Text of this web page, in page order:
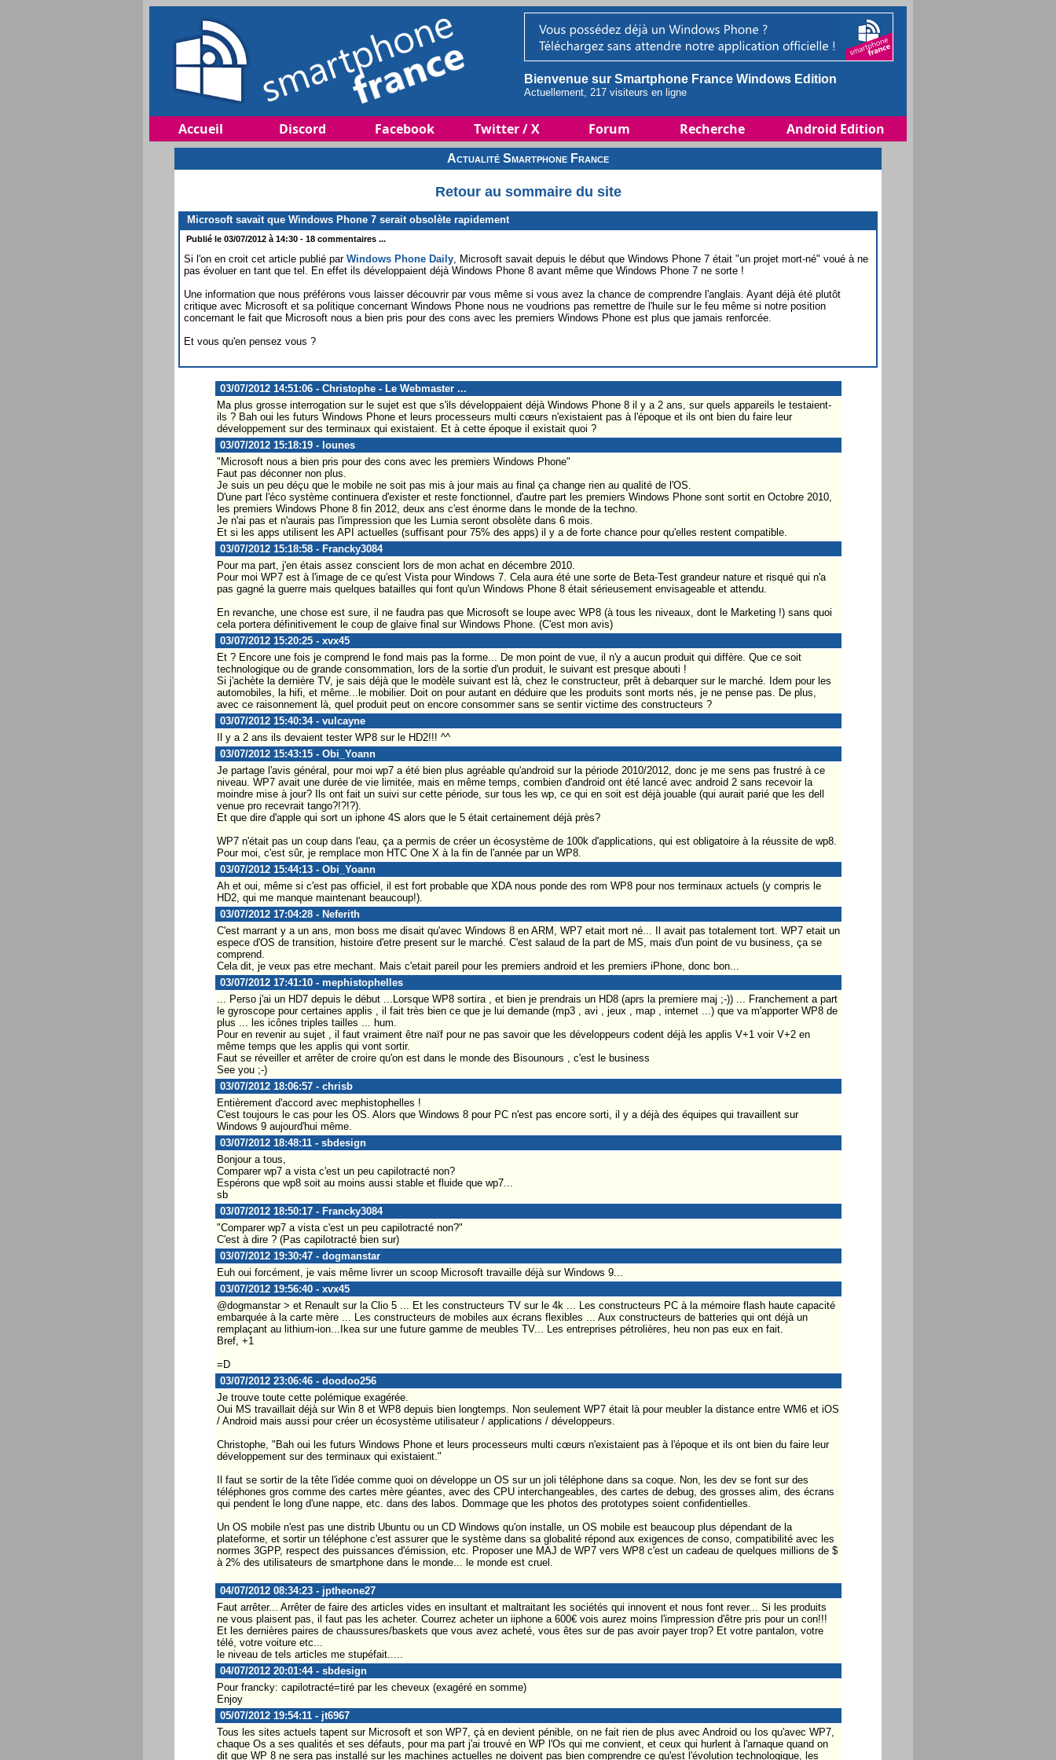
Bienvenue sur Smartphone France Windows Edition
Actuellement, 217 visiteurs en ligne
Accueil Discord Facebook Twitter / X Forum Recherche Android Edition
Actualité Smartphone France
Retour au sommaire du site
Microsoft savait que Windows Phone 7 serait obsolète rapidement
Publié le 03/07/2012 à 14:30 - 18 commentaires ...
Si l'on en croit cet article publié par Windows Phone Daily , Microsoft savait depuis le début que Windows Phone 7 était "un projet mort-né" voué à ne
pas évoluer en tant que tel. En effet ils développaient déjà Windows Phone 8 avant même que Windows Phone 7 ne sorte !
Une information que nous préférons vous laisser découvrir par vous même si vous avez la chance de comprendre l'anglais. Ayant déjà été plutôt
critique avec Microsoft et sa politique concernant Windows Phone nous ne voudrions pas remettre de l'huile sur le feu même si notre position
concernant le fait que Microsoft nous a bien pris pour des cons avec les premiers Windows Phone est plus que jamais renforcée.
Et vous qu'en pensez vous ?
03/07/2012 14:51:06 - Christophe - Le Webmaster ...
Ma plus grosse interrogation sur le sujet est que s'ils développaient déjà Windows Phone 8 il y a 2 ans, sur quels appareils le testaient-
ils ? Bah oui les futurs Windows Phone et leurs processeurs multi cœurs n'existaient pas à l'époque et ils ont bien du faire leur
développement sur des terminaux qui existaient. Et à cette époque il existait quoi ?
03/07/2012 15:18:19 - lounes
"Microsoft nous a bien pris pour des cons avec les premiers Windows Phone"
Faut pas déconner non plus.
Je suis un peu déçu que le mobile ne soit pas mis à jour mais au final ça change rien au qualité de l'OS.
D'une part l'éco système continuera d'exister et reste fonctionnel, d'autre part les premiers Windows Phone sont sortit en Octobre 2010,
les premiers Windows Phone 8 fin 2012, deux ans c'est énorme dans le monde de la techno.
Je n'ai pas et n'aurais pas l'impression que les Lumia seront obsolète dans 6 mois.
Et si les apps utilisent les API actuelles (suffisant pour 75% des apps) il y a de forte chance pour qu'elles restent compatible.
03/07/2012 15:18:58 - Francky3084
Pour ma part, j'en étais assez conscient lors de mon achat en décembre 2010.
Pour moi WP7 est à l'image de ce qu'est Vista pour Windows 7. Cela aura été une sorte de Beta-Test grandeur nature et risqué qui n'a
pas gagné la guerre mais quelques batailles qui font qu'un Windows Phone 8 était sérieusement envisageable et attendu.
En revanche, une chose est sure, il ne faudra pas que Microsoft se loupe avec WP8 (à tous les niveaux, dont le Marketing !) sans quoi
cela portera définitivement le coup de glaive final sur Windows Phone. (C'est mon avis)
03/07/2012 15:20:25 - xvx45
Et ? Encore une fois je comprend le fond mais pas la forme... De mon point de vue, il n'y a aucun produit qui diffère. Que ce soit
technologique ou de grande consommation, lors de la sortie d'un produit, le suivant est presque abouti !
Si j'achète la dernière TV, je sais déjà que le modèle suivant est là, chez le constructeur, prêt à debarquer sur le marché. Idem pour les
automobiles, la hifi, et même...le mobilier. Doit on pour autant en déduire que les produits sont morts nés, je ne pense pas. De plus,
avec ce raisonnement là, quel produit peut on encore consommer sans se sentir victime des constructeurs ?
03/07/2012 15:40:34 - vulcayne
Il y a 2 ans ils devaient tester WP8 sur le HD2!!! ^^
03/07/2012 15:43:15 - Obi_Yoann
Je partage l'avis général, pour moi wp7 a été bien plus agréable qu'android sur la période 2010/2012, donc je me sens pas frustré à ce
niveau. WP7 avait une durée de vie limitée, mais en même temps, combien d'android ont été lancé avec android 2 sans recevoir la
moindre mise à jour? Ils ont fait un suivi sur cette période, sur tous les wp, ce qui en soit est déjà jouable (qui aurait parié que les dell
venue pro recevrait tango?!?!?).
Et que dire d'apple qui sort un iphone 4S alors que le 5 était certainement déjà près?
WP7 n'était pas un coup dans l'eau, ça a permis de créer un écosystème de 100k d'applications, qui est obligatoire à la réussite de wp8.
Pour moi, c'est sûr, je remplace mon HTC One X à la fin de l'année par un WP8.
03/07/2012 15:44:13 - Obi_Yoann
Ah et oui, même si c'est pas officiel, il est fort probable que XDA nous ponde des rom WP8 pour nos terminaux actuels (y compris le
HD2, qui me manque maintenant beaucoup!).
03/07/2012 17:04:28 - Neferith
C'est marrant y a un ans, mon boss me disait qu'avec Windows 8 en ARM, WP7 etait mort né... Il avait pas totalement tort. WP7 etait un
espece d'OS de transition, histoire d'etre present sur le marché. C'est salaud de la part de MS, mais d'un point de vu business, ça se
comprend.
Cela dit, je veux pas etre mechant. Mais c'etait pareil pour les premiers android et les premiers iPhone, donc bon...
03/07/2012 17:41:10 - mephistophelles
... Perso j'ai un HD7 depuis le début ...Lorsque WP8 sortira , et bien je prendrais un HD8 (aprs la premiere maj ;-)) ... Franchement a part
le gyroscope pour certaines applis , il fait très bien ce que je lui demande (mp3 , avi , jeux , map , internet ...) que va m'apporter WP8 de
plus ... les icônes triples tailles ... hum.
Pour en revenir au sujet , il faut vraiment être naïf pour ne pas savoir que les développeurs codent déjà les applis V+1 voir V+2 en
même temps que les applis qui vont sortir.
Faut se réveiller et arrêter de croire qu'on est dans le monde des Bisounours , c'est le business
See you ;-)
03/07/2012 18:06:57 - chrisb
Entièrement d'accord avec mephistophelles !
C'est toujours le cas pour les OS. Alors que Windows 8 pour PC n'est pas encore sorti, il y a déjà des équipes qui travaillent sur
Windows 9 aujourd'hui même.
03/07/2012 18:48:11 - sbdesign
Bonjour a tous,
Comparer wp7 a vista c'est un peu capilotracté non?
Espérons que wp8 soit au moins aussi stable et fluide que wp7...
sb
03/07/2012 18:50:17 - Francky3084
"Comparer wp7 a vista c'est un peu capilotracté non?"
C'est à dire ? (Pas capilotracté bien sur)
03/07/2012 19:30:47 - dogmanstar
Euh oui forcément, je vais même livrer un scoop Microsoft travaille déjà sur Windows 9...
03/07/2012 19:56:40 - xvx45
@dogmanstar > et Renault sur la Clio 5 ... Et les constructeurs TV sur le 4k ... Les constructeurs PC à la mémoire flash haute capacité
embarquée à la carte mère ... Les constructeurs de mobiles aux écrans flexibles ... Aux constructeurs de batteries qui ont déjà un
remplaçant au lithium-ion...Ikea sur une future gamme de meubles TV... Les entreprises pétrolières, heu non pas eux en fait.
Bref, +1
=D
03/07/2012 23:06:46 - doodoo256
Je trouve toute cette polémique exagérée.
Oui MS travaillait déjà sur Win 8 et WP8 depuis bien longtemps. Non seulement WP7 était là pour meubler la distance entre WM6 et iOS
/ Android mais aussi pour créer un écosystème utilisateur / applications / développeurs.
Christophe, "Bah oui les futurs Windows Phone et leurs processeurs multi cœurs n'existaient pas à l'époque et ils ont bien du faire leur
développement sur des terminaux qui existaient."
Il faut se sortir de la tête l'idée comme quoi on développe un OS sur un joli téléphone dans sa coque. Non, les dev se font sur des
téléphones gros comme des cartes mère géantes, avec des CPU interchangeables, des cartes de debug, des grosses alim, des écrans
qui pendent le long d'une nappe, etc. dans des labos. Dommage que les photos des prototypes soient confidentielles.
Un OS mobile n'est pas une distrib Ubuntu ou un CD Windows qu'on installe, un OS mobile est beaucoup plus dépendant de la
plateforme, et sortir un téléphone c'est assurer que le système dans sa globalité répond aux exigences de conso, compatibilité avec les
normes 3GPP, respect des puissances d'émission, etc. Proposer une MAJ de WP7 vers WP8 c'est un cadeau de quelques millions de $
à 2% des utilisateurs de smartphone dans le monde... le monde est cruel.
04/07/2012 08:34:23 - jptheone27
Faut arrêter... Arrêter de faire des articles vides en insultant et maltraitant les sociétés qui innovent et nous font rever... Si les produits
ne vous plaisent pas, il faut pas les acheter. Courrez acheter un iiphone a 600€ vois aurez moins l'impression d'être pris pour un con!!!
Et les dernières paires de chaussures/baskets que vous avez acheté, vous êtes sur de pas avoir payer trop? Et votre pantalon, votre
télé, votre voiture etc...
le niveau de tels articles me stupéfait.....
04/07/2012 20:01:44 - sbdesign
Pour francky: capilotracté=tiré par les cheveux (exagéré en somme)
Enjoy
05/07/2012 19:54:11 - jt6967
Tous les sites actuels tapent sur Microsoft et son WP7, çà en devient pénible, on ne fait rien de plus avec Android ou Ios qu'avec WP7,
chaque Os a ses qualités et ses défauts, pour ma part j'ai trouvé en WP l'Os qui me convient, et ceux qui hurlent à l'arnaque quand on
dit que WP 8 ne sera pas installé sur les machines actuelles ne doivent pas bien comprendre ce qu'est l'évolution technologique, les